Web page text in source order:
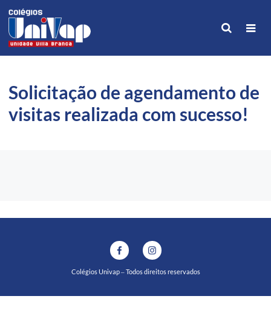
Solicitação de agendamento de
visitas realizada com sucesso!
Colégios Univap – Todos direitos reservados